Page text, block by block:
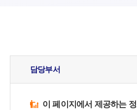
담당부서
이 페이지에서 제공하는